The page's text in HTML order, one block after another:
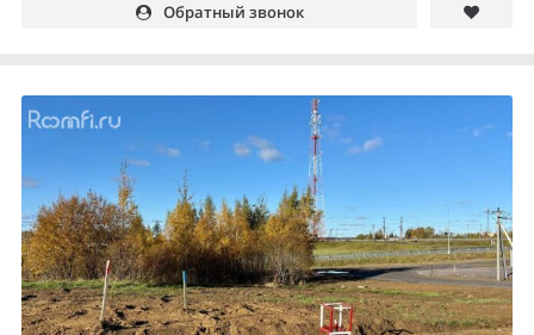
Обратный звонок